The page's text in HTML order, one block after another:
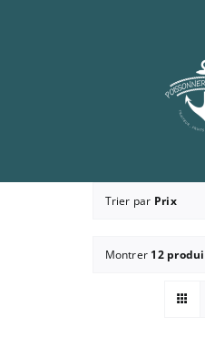
Accueil
Trier par Prix
Montrer 12